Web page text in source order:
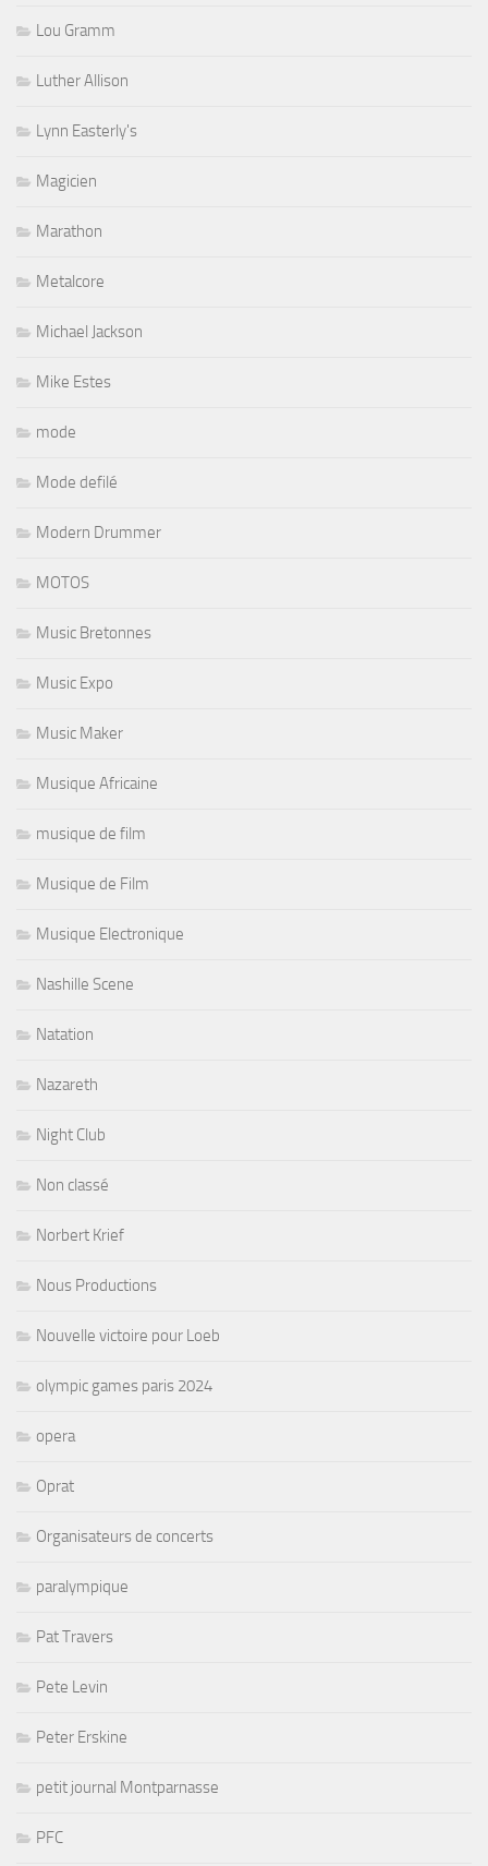
Lou Gramm
Luther Allison
Lynn Easterly's
Magicien
Marathon
Metalcore
Michael Jackson
Mike Estes
mode
Mode defilé
Modern Drummer
MOTOS
Music Bretonnes
Music Expo
Music Maker
Musique Africaine
musique de film
Musique de Film
Musique Electronique
Nashille Scene
Natation
Nazareth
Night Club
Non classé
Norbert Krief
Nous Productions
Nouvelle victoire pour Loeb
olympic games paris 2024
opera
Oprat
Organisateurs de concerts
paralympique
Pat Travers
Pete Levin
Peter Erskine
petit journal Montparnasse
PFC